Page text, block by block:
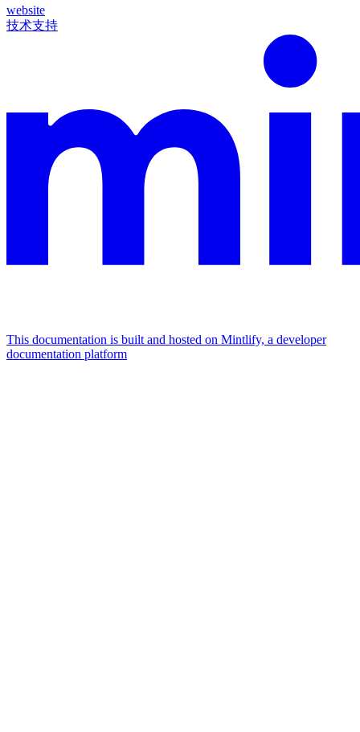
website
技术支持
This documentation is built and hosted on Mintlify, a developer
documentation platform